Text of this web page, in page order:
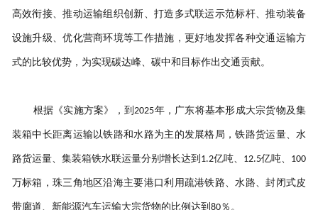
高效衔接、推动运输组织创新、打造多式联运示范标杆、推动装备
设施升级、优化营商环境等工作措施，更好地发挥各种交通运输方
式的比较优势，为实现碳达峰、碳中和目标作出交通贡献。
根据《实施方案》，到2025年，广东将基本形成大宗货物及集
装箱中长距离运输以铁路和水路为主的发展格局，铁路货运量、水
路货运量、集装箱铁水联运量分别增长达到 1.2亿吨、 12.5亿吨、 100
万标箱，珠三角地区沿海主要港口利用疏港铁路、水路、封闭式皮
带廊道、新能源汽车运输大宗货物的比例达到 80％。